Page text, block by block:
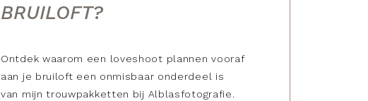
Ontdek waarom een loveshoot plannen vooraf
aan je bruiloft een onmisbaar onderdeel is
van mijn trouwpakketten bij Alblasfotografie.
BRUILOFT?